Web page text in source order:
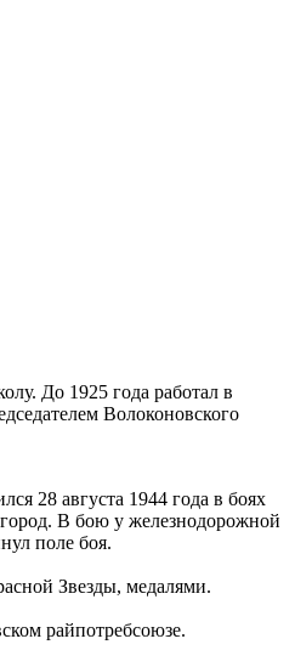
До 1925 года работал в
Волоконовского
28 августа 1944 года в боях
В бою у железнодорожной
поле боя.
Звезды, медалями.
райпотребсоюзе.